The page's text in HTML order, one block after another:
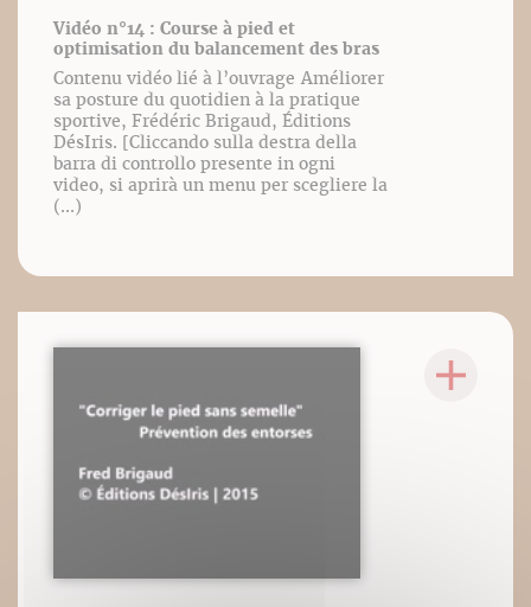
Vidéo n°14 : Course à pied et
optimisation du balancement des bras
Contenu vidéo lié à l’ouvrage Améliorer
sa posture du quotidien à la pratique
sportive, Frédéric Brigaud, Éditions
DésIris. [Cliccando sulla destra della
barra di controllo presente in ogni
video, si aprirà un menu per scegliere la
(...)